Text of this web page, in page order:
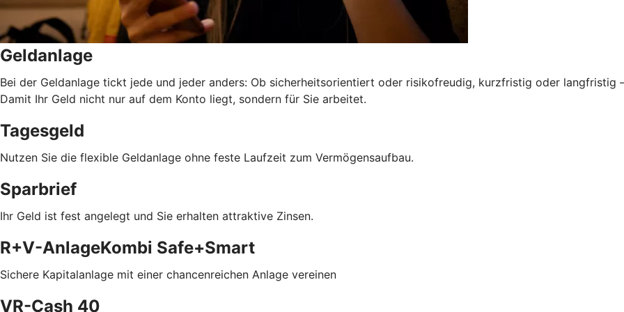
Geldanlage
Bei der Geldanlage tickt jede und jeder anders: Ob sicherheitsorientiert oder risikofreudig, kurzfristig oder langfristig
Damit Ihr Geld nicht nur auf dem Konto liegt, sondern für Sie arbeitet.
Tagesgeld
Nutzen Sie die flexible Geldanlage ohne feste Laufzeit zum Vermögensaufbau.
Sparbrief
Ihr Geld ist fest angelegt und Sie erhalten attraktive Zinsen.
R+V-AnlageKombi Safe+Smart
Sichere Kapitalanlage mit einer chancenreichen Anlage vereinen
VR-Cash 40